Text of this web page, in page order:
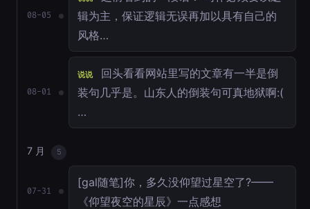
08-05
辑为主，保证逻辑无误再加以具有自己的
风格…
08-01
说说
回头看看网站里写的文章有一半是倒
装句几乎是。山东人的倒装句可真地狱啊:(
…
7 月 5
07-31
[gal随笔]你，多久没仰望过星空了?——
《仰望夜空的星辰》一点感想